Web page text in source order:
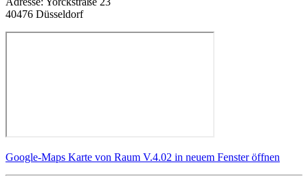
40476 Düsseldorf
Google-Maps Karte von Raum V.4.02 in neuem Fenster öffnen